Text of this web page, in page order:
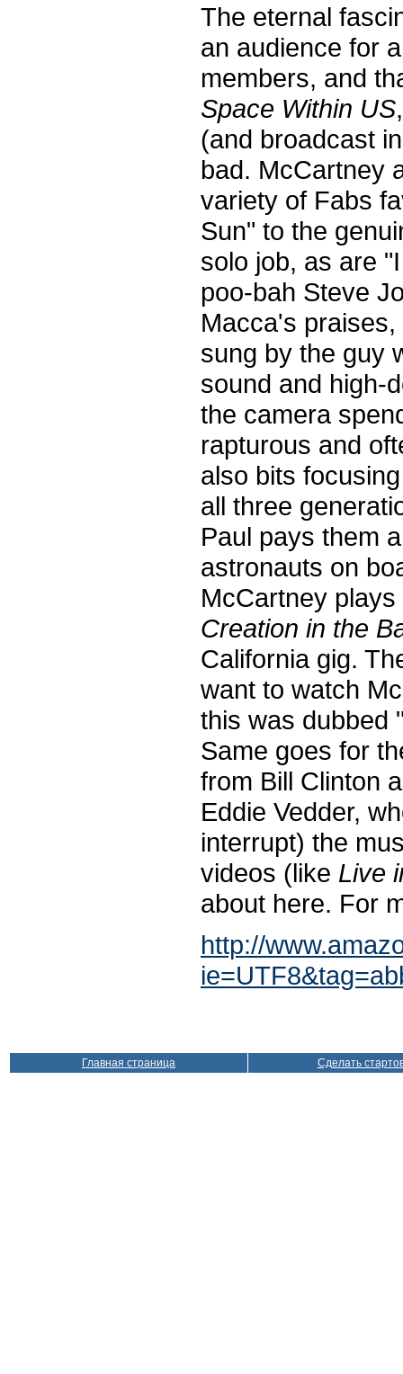
The eternal
an audience for
members, and
Space Within US
(and broadcast
bad. McCartney
variety of Fabs
Sun" to the
solo job, as are
poo-bah Steve
Macca's
sung by the guy
sound and high-
the camera
rapturous and
also bits
all three
Paul pays them
astronauts on
McCartney
Creation in the
California gig.
want to watch
this was dubbed
Same goes for
from Bill Clinton
Eddie Vedder,
interrupt) the
videos (like Live
about here. For
http://
Главная страница Сделать